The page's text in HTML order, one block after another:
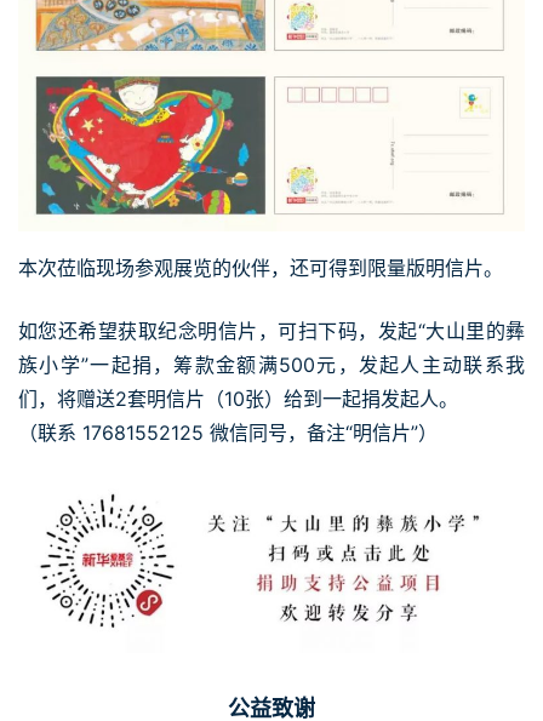
本次莅临现场参观展览的伙伴，还可得到限量版明信片。
如您还希望获取纪念明信片，可扫下码，发起“大山里的彝
族小学”一起捐，筹款金额满500元，发起人主动联系我
们，将赠送2套明信片（10张）给到一起捐发起人。
（联系 17681552125 微信同号，备注“明信片”）
公益致谢